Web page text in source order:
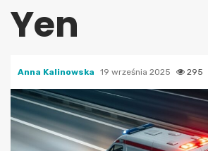
Yen
Anna Kalinowska 19 września 2025 295